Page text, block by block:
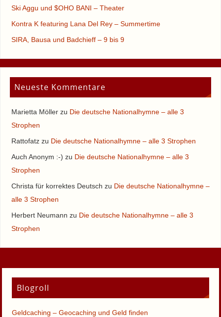
Ski Aggu und $OHO BANI – Theater
Kontra K featuring Lana Del Rey – Summertime
SIRA, Bausa und Badchieff – 9 bis 9
Neueste Kommentare
Marietta Möllerzu Die deutsche Nationalhymne – alle 3
Strophen
Rattofatzzu Die deutsche Nationalhymne – alle 3 Strophen
Auch Anonym :-) zu Die deutsche Nationalhymne – alle 3
Strophen
Christa für korrektes Deutsch zu Die deutsche Nationalhymne –
alle 3 Strophen
Herbert Neumann zu Die deutsche Nationalhymne – alle 3
Strophen
Blogroll
Geldcaching – Geocaching und Geld finden